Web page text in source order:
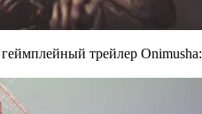
трейлер Onimusha: